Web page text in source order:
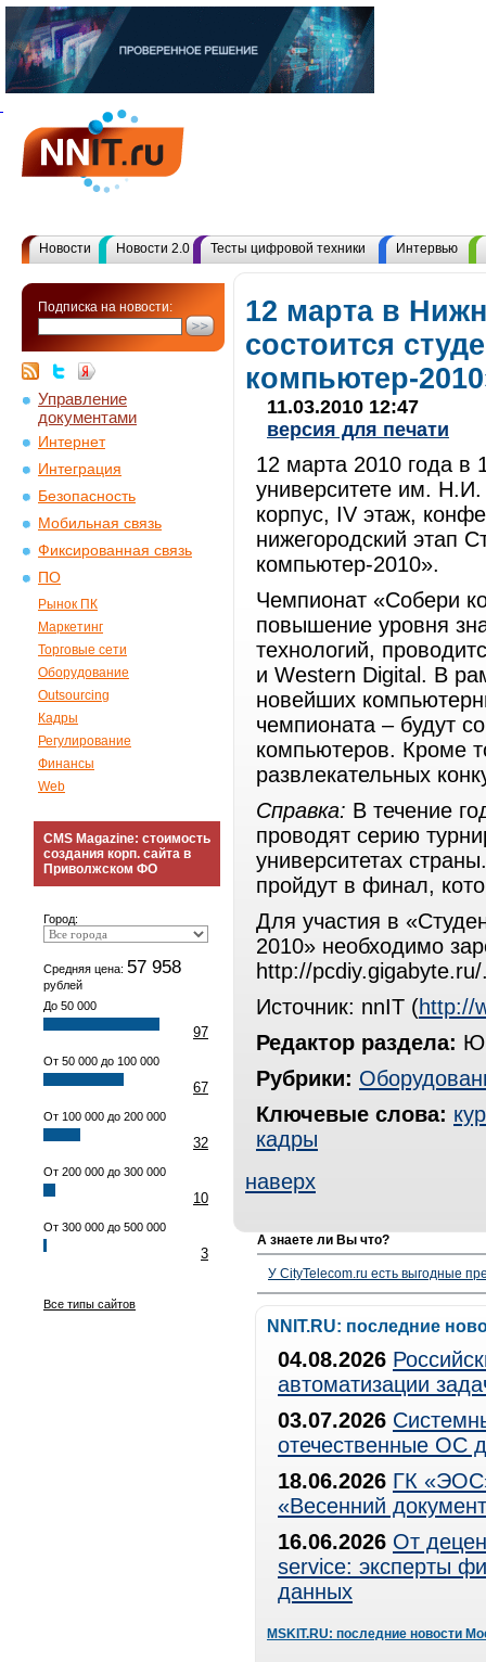
Новости Новости 2.0 Тесты цифровой техники Интервью
Подписка на новости:
Управление
документами
Интернет
Интеграция
Безопасность
Мобильная связь
Фиксированная связь
ПО
Рынок ПК
Маркетинг
Торговые сети
Оборудование
Outsourcing
Кадры
Регулирование
Финансы
Web
CMS Magazine: стоимость
создания корп. сайта в
Приволжском ФО
Город:
Средняя цена: 57 958
рублей
До 50 000
97
От 50 000 до 100 000
67
От 100 000 до 200 000
32
От 200 000 до 300 000
10
От 300 000 до 500 000
3
Все типы сайтов
12 марта в
состоится
компьютер-
11.03.2010 12:47
версия для печати
12 марта 2010 года в
университете им. Н.И.
корпус, IV этаж,
нижегородский этап
компьютер-2010».
Чемпионат «Собери
повышение уровня
технологий,
и Western Digital. В
новейших
чемпионата – будут
компьютеров. Кроме
развлекательных
Справка: В течение
проводят серию
университетах
пройдут в финал,
Для участия в
2010» необходимо
http://
Источник: nnIT (http://
Редактор раздела:
Рубрики:
Ключевые слова:
кадры
наверх
А знаете ли Вы что?
У CityTelecom.ru есть выгодные
NNIT.RU: последние
04.08.2026
автоматизации
03.07.2026
отечественные ОС
18.06.2026 ГК
«Весенний
16.06.2026 От
service: эксперты
данных
MSKIT.RU: последние новости